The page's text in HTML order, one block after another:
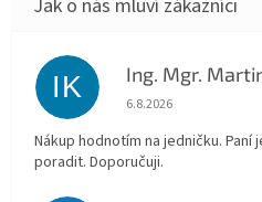
IK Ing. Mgr.
Hodnocení obchodu
6.8.2026
Nákup hodnotím na jedničku.
poradit. Doporučuji.